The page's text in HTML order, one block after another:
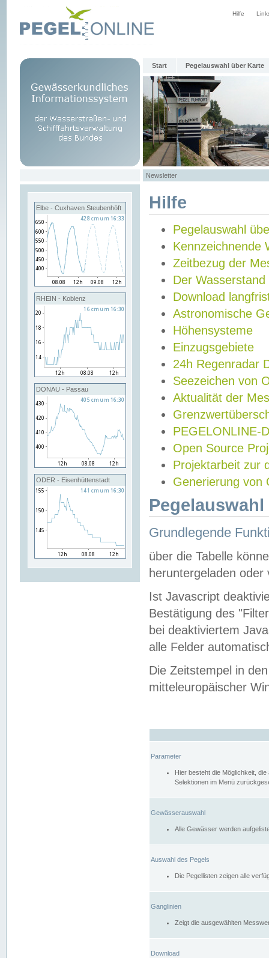
Hilfe
Start Pegelauswahl über Karte
Newsletter
Elbe - Cuxhaven Steubenhöft
RHEIN - Koblenz
DONAU - Passau
ODER - Eisenhüttenstadt
Hilfe
Pegelauswahl
Kennzeichnende
Zeitbezug der
Der Wasserstand
Download
Astronomische
Höhensysteme
Einzugsgebiete
24h Regenradar
Seezeichen von
Aktualität der
PEGELONLINE-
Open Source
Projektarbeit zur
Generierung von
Grundlegende
über die Tabelle
heruntergeladen oder
Ist Javascript
Bestätigung des
bei deaktiviertem
alle Felder
Die Zeitstempel in
mitteleuropäischer
Parameter
Hier besteht die Möglichkeit,
Selektionen im Menü
Gewässerauswahl
Alle Gewässer werden
Auswahl des Pegels
Die Pegellisten zeigen alle
Ganglinien
Zeigt die ausgewählten
Download